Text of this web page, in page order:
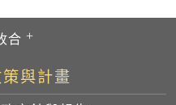
與計畫